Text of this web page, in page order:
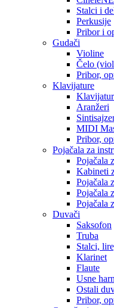
Stalci i
Perkusije
Pribor i
Gudači
Violine
Čelo
Pribor,
Klavijature
Aranžeri
MIDI
Pribor,
Pojačala za
Pojačala
Kabineti
Pojačala
Pojačala
Pojačala
Duvači
Saksofon
Truba
Stalci,
Klarinet
Flaute
Usne
Ostali
Pribor,